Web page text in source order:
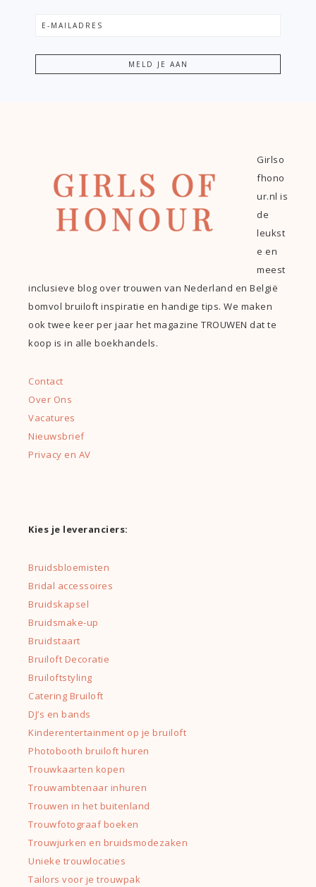
Girlso
fhono
ur.nl is
de
leukst
e en
meest
inclusieve blog over trouwen van Nederland en België
bomvol bruiloft inspiratie en handige tips. We maken
ook twee keer per jaar het magazine TROUWEN dat te
koop is in alle boekhandels.
Contact
Over Ons
Vacatures
Nieuwsbrief
Privacy en AV
Kies je leveranciers:
Bruidsbloemisten
Bridal accessoires
Bruidskapsel
Bruidsmake-up
Bruidstaart
Bruiloft Decoratie
Bruiloftstyling
Catering Bruiloft
DJ’s en bands
Kinderentertainment op je bruiloft
Photobooth bruiloft huren
Trouwkaarten kopen
Trouwambtenaar inhuren
Trouwen in het buitenland
Trouwfotograaf boeken
Trouwjurken en bruidsmodezaken
Unieke trouwlocaties
Tailors voor je trouwpak